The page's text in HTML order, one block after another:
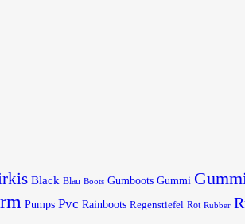
Black Blau Boots Gumboots Gummi
Pumps Pvc Rainboots Regenstiefel Rot Rubber